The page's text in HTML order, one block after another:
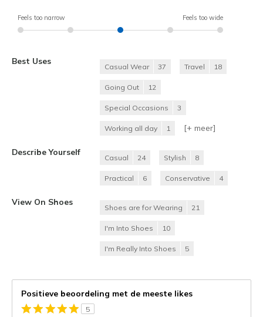
Feels too narrow Feels too wide
Best Uses
Casual Wear 37 Travel 18
Going Out 12
Special Occasions 3
Working all day 1 [+ meer]
Describe Yourself
Casual 24 Stylish 8
Practical 6 Conservative 4
View On Shoes
Shoes are for Wearing 21
I'm Into Shoes 10
I'm Really Into Shoes 5
Positieve beoordeling met de meeste likes
5